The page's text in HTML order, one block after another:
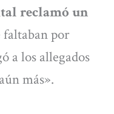
reclamó un
faltaban por
a los allegados
más».